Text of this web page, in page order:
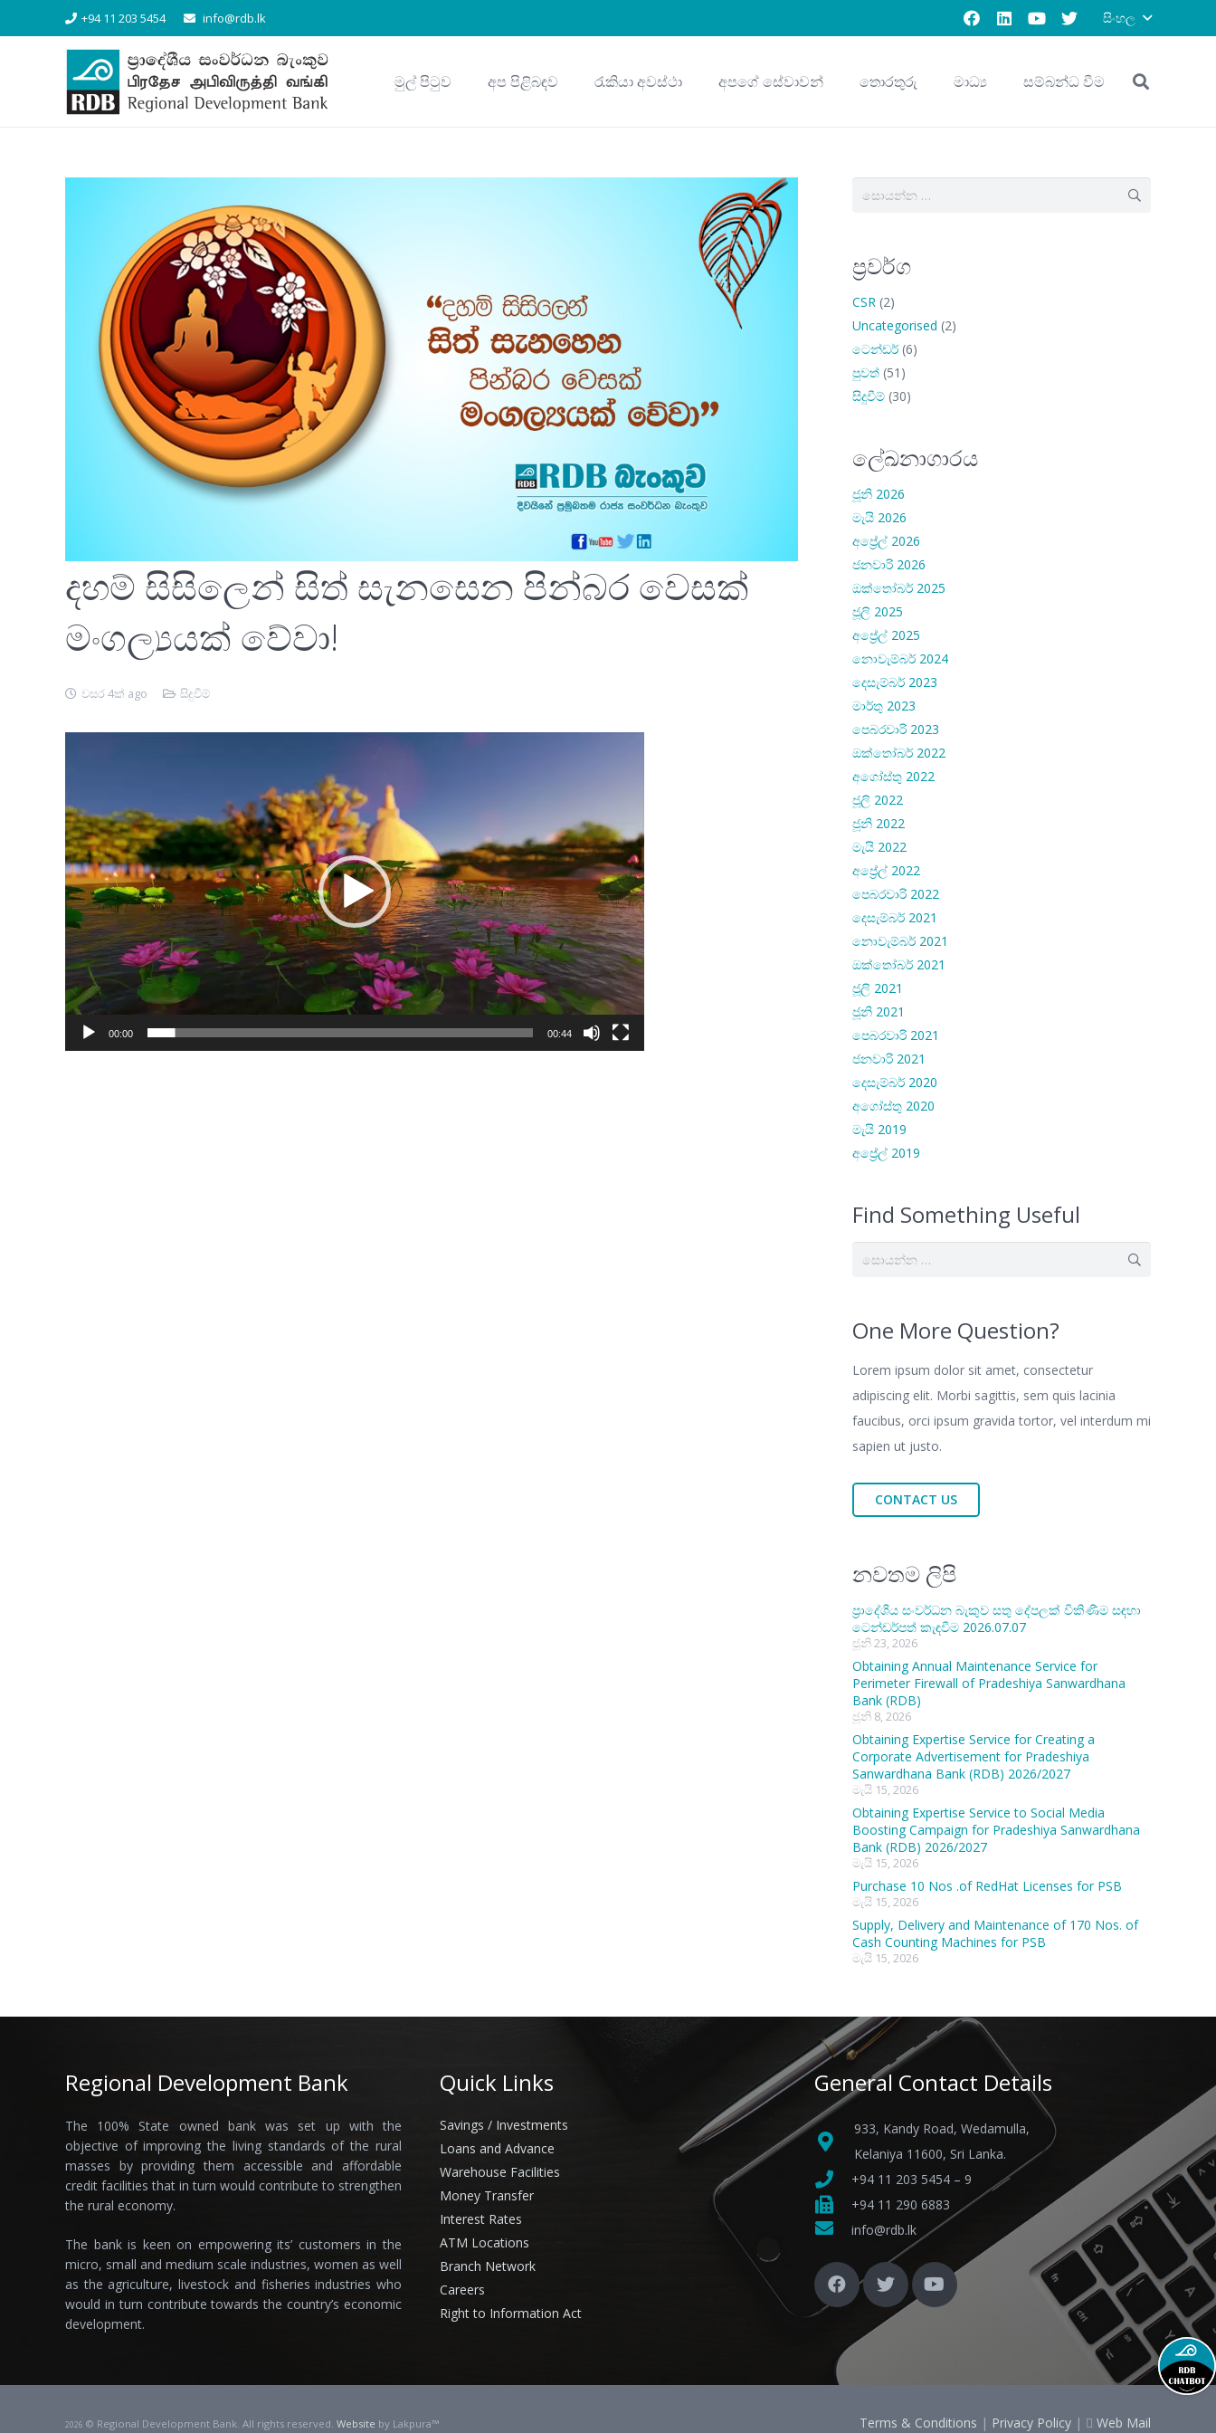
+94 11 203 5454 info@rdb.lk සිංහල
මුල් පිටුව අප පිළිබඳව රැකියා අවස්ථා අපගේ සේවාවන් තොරතුරු මාධ්‍ය සම්බන්ධ වීම
දහම් සිසිලෙන් සිත් සැනසෙන පින්බර වෙසක්
මංගල්‍යයක් වේවා!
වසර 4ක් ago සිදුවීම්
00:00 00:44
සොයන්න:
ප්‍රවර්ග
CSR(2)
Uncategorised (2)
ටෙන්ඩර්(6)
පුවත්(51)
සිදුවීම්(30)
ලේඛනාගාරය
ජූනි 2026
මැයි 2026
අප්‍රේල් 2026
ජනවාරි 2026
ඔක්තෝබර් 2025
ජූලි 2025
අප්‍රේල් 2025
නොවැම්බර් 2024
දෙසැම්බර් 2023
මාර්තු 2023
පෙබරවාරි 2023
ඔක්තෝබර් 2022
අගෝස්තු 2022
ජූලි 2022
ජූනි 2022
මැයි 2022
අප්‍රේල් 2022
පෙබරවාරි 2022
දෙසැම්බර් 2021
නොවැම්බර් 2021
ඔක්තෝබර් 2021
ජූලි 2021
ජූනි 2021
පෙබරවාරි 2021
ජනවාරි 2021
දෙසැම්බර් 2020
අගෝස්තු 2020
මැයි 2019
අප්‍රේල් 2019
Find Something Useful
සොයන්න:
One More Question?
Lorem ipsum dolor sit amet, consectetur
adipiscing elit. Morbi sagittis, sem quis lacinia
faucibus, orci ipsum gravida tortor, vel interdum mi
sapien ut justo.
CONTACT US
නවතම ලිපි
ප්‍රාදේශීය සංවර්ධන බැකුව සතු දේපලක් විකිණීම සඳහා
ටෙන්ඩර්පත් කැඳවීම 2026.07.07
ජූනි 23, 2026
Obtaining Annual Maintenance Service for
Perimeter Firewall of Pradeshiya Sanwardhana
Bank (RDB)
ජූනි 8, 2026
Obtaining Expertise Service for Creating a
Corporate Advertisement for Pradeshiya
Sanwardhana Bank (RDB) 2026/2027
මැයි 15, 2026
Obtaining Expertise Service to Social Media
Boosting Campaign for Pradeshiya Sanwardhana
Bank (RDB) 2026/2027
මැයි 15, 2026
Purchase 10 Nos .of RedHat Licenses for PSB
මැයි 15, 2026
Supply, Delivery and Maintenance of 170 Nos. of
Cash Counting Machines for PSB
මැයි 15, 2026
Regional Development Bank
The 100% State owned bank was set up with the
objective of improving the living standards of the rural
masses by providing them accessible and affordable
credit facilities that in turn would contribute to strengthen
the rural economy.
The bank is keen on empowering its’ customers in the
micro, small and medium scale industries, women as well
as the agriculture, livestock and fisheries industries who
would in turn contribute towards the country’s economic
development.
Quick Links
Savings / Investments
Loans and Advance
Warehouse Facilities
Money Transfer
Interest Rates
ATM Locations
Branch Network
Careers
Right to Information Act
General Contact Details
933, Kandy Road, Wedamulla,
Kelaniya 11600, Sri Lanka.
+94 11 203 5454 – 9
+94 11 290 6883
info@rdb.lk
2026 © Regional Development Bank. All rights reserved. Website by Lakpura™ Terms & Conditions | Privacy Policy | Web Mail